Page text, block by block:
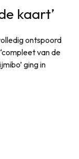
kaart’
ontspoord
van de
ging in